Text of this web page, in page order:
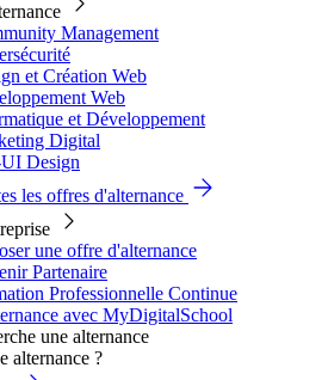
Management
et Création Web
Web
et Développement
Digital
Design
les offres d'alternance
une offre d'alternance
Partenaire
Professionnelle Continue
avec MyDigitalSchool
alternance ?